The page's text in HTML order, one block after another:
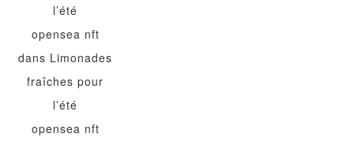
l’été
opensea nft
dans Limonades
fraîches pour
l’été
opensea nft